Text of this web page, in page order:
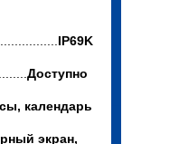
IP69K
Доступно
календарь
экран,